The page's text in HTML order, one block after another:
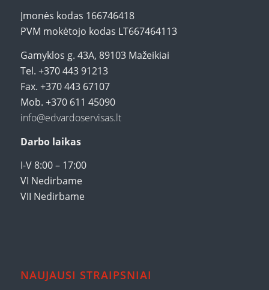
Įmonės kodas 166746418
PVM mokėtojo kodas LT667464113
Gamyklos g. 43A, 89103 Mažeikiai
Tel. +370 443 91213
Fax. +370 443 67107
Mob. +370 611 45090
info@edvardoservisas.lt
Darbo laikas
I-V 8:00 – 17:00
VI Nedirbame
VII Nedirbame
NAUJAUSI STRAIPSNIAI